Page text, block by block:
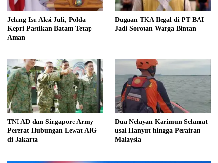
Jelang Isu Aksi Juli, Polda
Kepri Pastikan Batam Tetap
Aman
Dugaan TKA Ilegal di PT BAI
Jadi Sorotan Warga Bintan
TNI AD dan Singapore Army
Pererat Hubungan Lewat AIG
di Jakarta
Dua Nelayan Karimun Selamat
usai Hanyut hingga Perairan
Malaysia